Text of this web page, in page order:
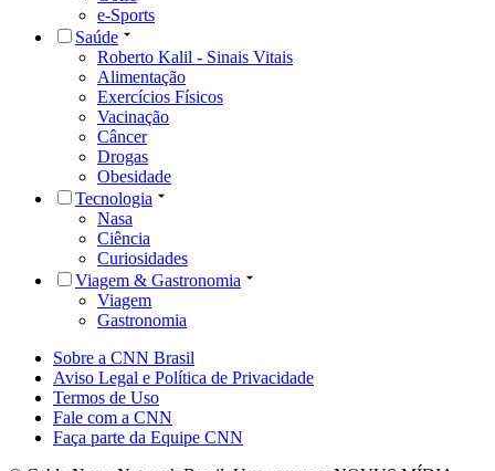
e-Sports
Saúde
Roberto Kalil - Sinais Vitais
Alimentação
Exercícios Físicos
Vacinação
Câncer
Drogas
Obesidade
Tecnologia
Nasa
Ciência
Curiosidades
Viagem & Gastronomia
Viagem
Gastronomia
Sobre a CNN Brasil
Aviso Legal e Política de Privacidade
Termos de Uso
Fale com a CNN
Faça parte da Equipe CNN